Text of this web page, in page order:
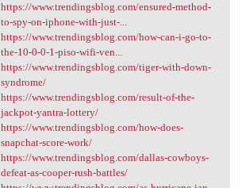
https://www.trendingsblog.com/ensured-method-
to-spy-on-iphone-with-just-...
https://www.trendingsblog.com/how-can-i-go-to-
the-10-0-0-1-piso-wifi-ven...
https://www.trendingsblog.com/tiger-with-down-
syndrome/
https://www.trendingsblog.com/result-of-the-
jackpot-yantra-lottery/
https://www.trendingsblog.com/how-does-
snapchat-score-work/
https://www.trendingsblog.com/dallas-cowboys-
defeat-as-cooper-rush-battles/